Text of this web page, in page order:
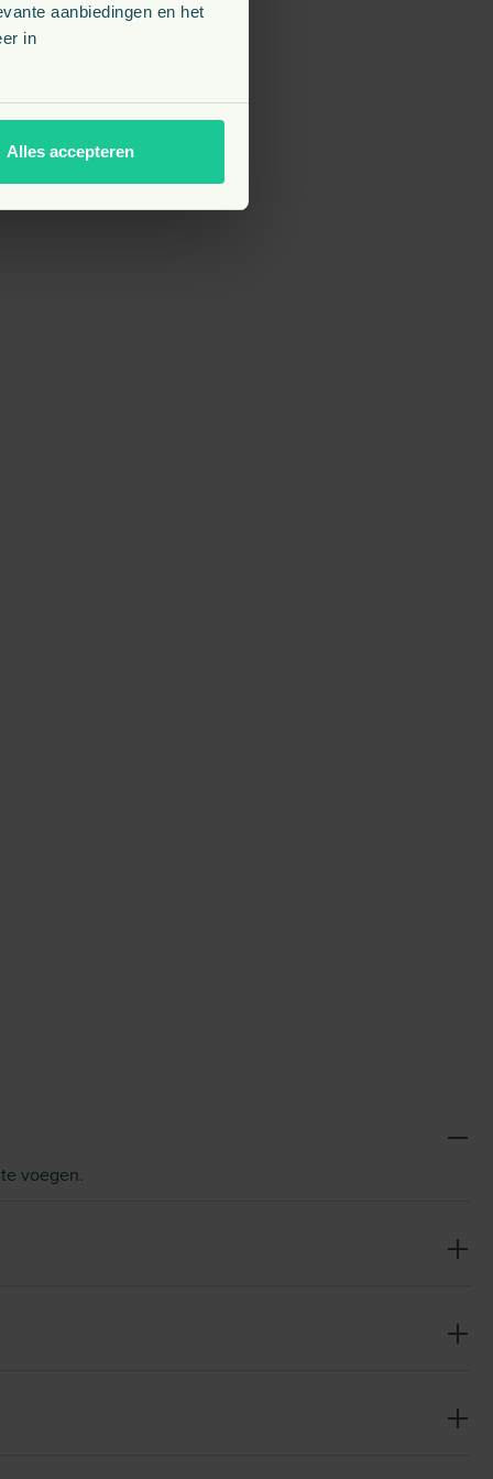
aanbiedingen en het
in
Alles accepteren
voegen.